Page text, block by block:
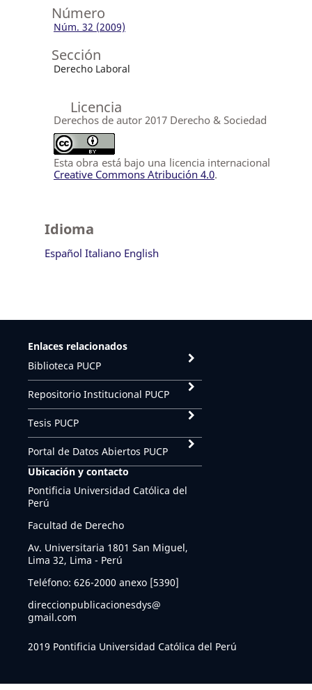
Número
Núm. 32 (2009)
Sección
Derecho Laboral
Licencia
Derechos de autor 2017 Derecho & Sociedad
Esta obra está bajo una licencia internacional
Creative Commons Atribución 4.0.
Idioma
Español Italiano English
Enlaces relacionados
Biblioteca PUCP
Repositorio Institucional PUCP
Tesis PUCP
Portal de Datos Abiertos PUCP
Ubicación y contacto
Pontificia Universidad Católica del
Perú
Facultad de Derecho
Av. Universitaria 1801 San Miguel,
Lima 32, Lima - Perú
Teléfono: 626-2000 anexo [5390]
direccionpublicacionesdys@
gmail.com
2019 Pontificia Universidad Católica del Perú